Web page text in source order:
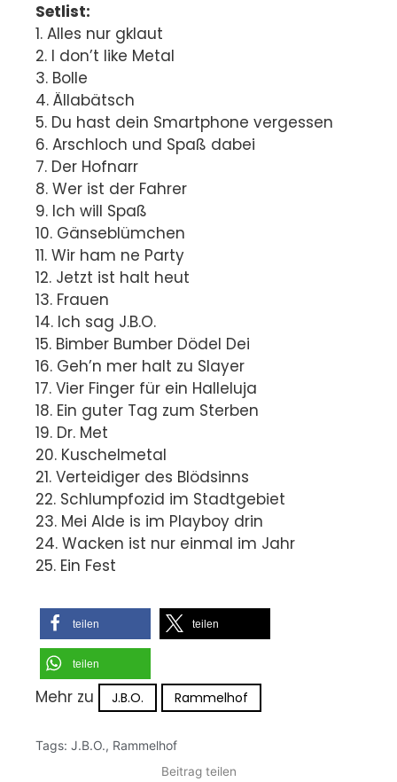
Setlist:
1. Alles nur gklaut
2. I don’t like Metal
3. Bolle
4. Ällabätsch
5. Du hast dein Smartphone vergessen
6. Arschloch und Spaß dabei
7. Der Hofnarr
8. Wer ist der Fahrer
9. Ich will Spaß
10. Gänseblümchen
11. Wir ham ne Party
12. Jetzt ist halt heut
13. Frauen
14. Ich sag J.B.O.
15. Bimber Bumber Dödel Dei
16. Geh’n mer halt zu Slayer
17. Vier Finger für ein Halleluja
18. Ein guter Tag zum Sterben
19. Dr. Met
20. Kuschelmetal
21. Verteidiger des Blödsinns
22. Schlumpfozid im Stadtgebiet
23. Mei Alde is im Playboy drin
24. Wacken ist nur einmal im Jahr
25. Ein Fest
teilen teilen
teilen
Mehr zu J.B.O. Rammelhof
Tags: J.B.O., Rammelhof
Beitrag teilen